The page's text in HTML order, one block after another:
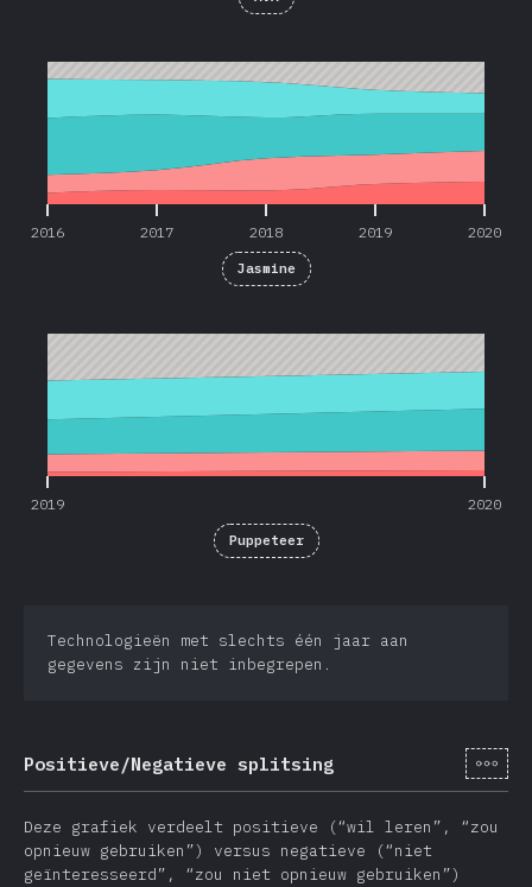
2016 2017 2018 2019 2020
Jasmine
2019 2020
Puppeteer
Technologieën met slechts één jaar aan
gegevens zijn niet inbegrepen.
Positieve/Negatieve splitsing [nl-
Deze grafiek verdeelt positieve (“wil leren”, “zou
opnieuw gebruiken”) versus negatieve (“niet
geïnteresseerd”, “zou niet opnieuw gebruiken”)